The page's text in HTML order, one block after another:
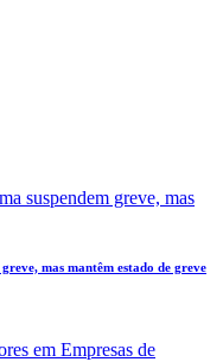
mas mantêm estado de greve